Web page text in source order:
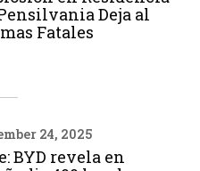
Deja al
Fatales
24, 2025
BYD revela en